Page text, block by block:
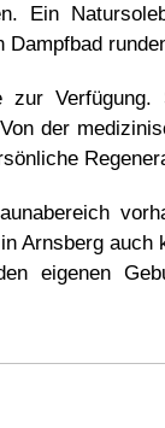
Ein
zur
der
Arnsberg auch
eigenen